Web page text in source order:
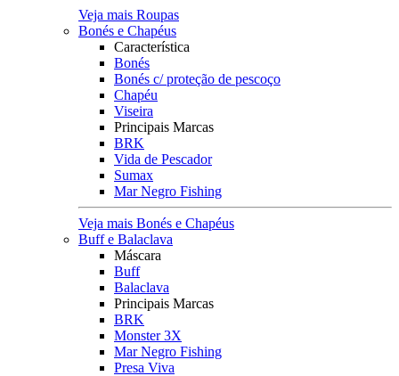
Veja mais Roupas
Bonés e Chapéus
Característica
Bonés
Bonés c/ proteção de pescoço
Chapéu
Viseira
Principais Marcas
BRK
Vida de Pescador
Sumax
Mar Negro Fishing
Veja mais Bonés e Chapéus
Buff e Balaclava
Máscara
Buff
Balaclava
Principais Marcas
BRK
Monster 3X
Mar Negro Fishing
Presa Viva